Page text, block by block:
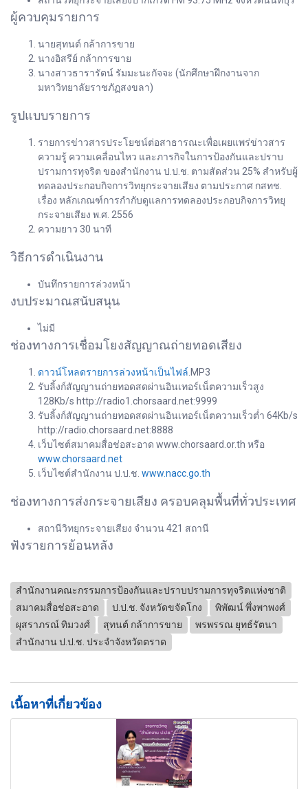
ผู้ควบคุมรายการ
นายสุทนต์ กล้าการขาย
นางอิสรีย์ กล้าการขาย
นางสาวธารารัตน์ รัมมะนะกัจจะ (นักศึกษาฝึกงานจาก
มหาวิทยาลัยราชภัฏสงขลา)
รูปแบบรายการ
รายการข่าวสารประโยชน์ต่อสาธารณะเพื่อเผยแพร่ข่าวสาร
ความรู้ ความเคลื่อนไหว และภารกิจในการป้องกันและปราบ
ปรามการทุจริต ของสำนักงาน ป.ป.ช. ตามสัดส่วน 25% สำหรับผู้
ทดลองประกอบกิจการวิทยุกระจายเสียง ตามประกาศ กสทช.
เรื่อง หลักเกณฑ์การกำกับดูแลการทดลองประกอบกิจการวิทยุ
กระจายเสียง พ.ศ. 2556
ความยาว 30 นาที
วิธีการดำเนินงาน
บันทึกรายการล่วงหน้า
งบประมาณสนับสนุน
ไม่มี
ช่องทางการเชื่อมโยงสัญญาณถ่ายทอดเสียง
ดาวน์โหลดรายการล่วงหน้าเป็นไฟล์ .MP3
รับลิ้งก์สัญญานถ่ายทอดสดผ่านอินเทอร์เน็ตความเร็วสูง
128Kb/s http://radio1.chorsaard.net:9999
รับลิ้งก์สัญญานถ่ายทอดสดผ่านอินเทอร์เน็ตความเร็วต่ำ 64Kb/s
http://radio.chorsaard.net:8888
เว็บไซต์สมาคมสื่อช่อสะอาด www.chorsaard.or.th หรือ
www.chorsaard.net
เว็บไซต์สำนักงาน ป.ป.ช. www.nacc.go.th
ช่องทางการส่งกระจายเสียง ครอบคลุมพื้นที่ทั่วประเทศ
สถานีวิทยุกระจายเสียง จำนวน 421 สถานี
ฟังรายการย้อนหลัง
สำนักงานคณะกรรมการป้องกันและปราบปรามการทุจริตแห่งชาติ
สมาคมสื่อช่อสะอาด
ป.ป.ช. จังหวัดขจัดโกง
พิพัฒน์ พึ่งพาพงศ์
ผุสราภรณ์ ทิมวงศ์
สุทนต์ กล้าการขาย
พรพรรณ ยุทธ์รัตนา
สำนักงาน ป.ป.ช. ประจำจังหวัดตราด
เนื้อหาที่เกี่ยวข้อง